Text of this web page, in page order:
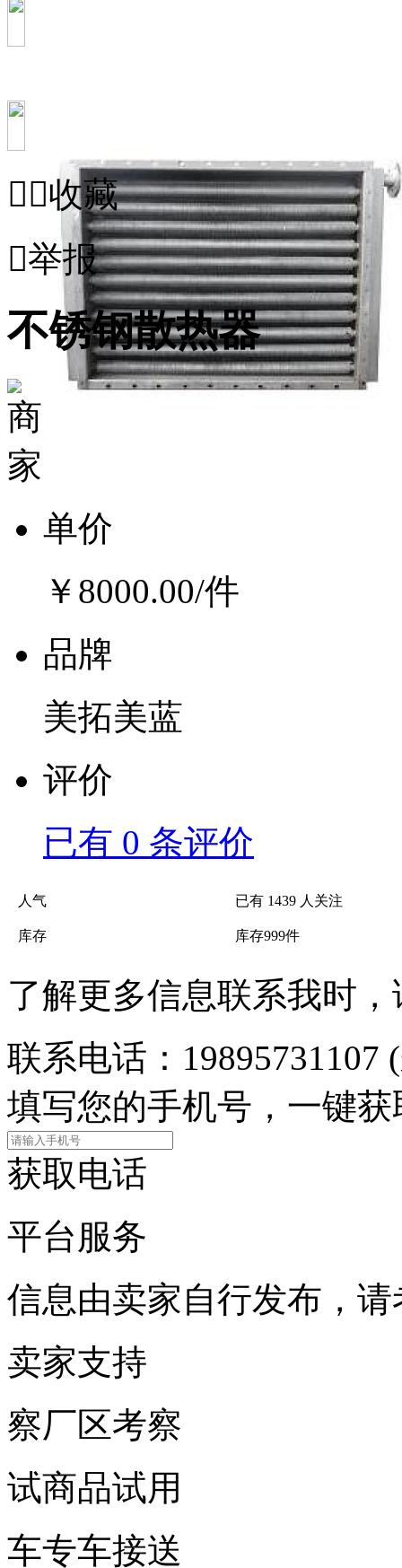
收藏
举报
不锈钢散热器
单价
￥8000.00/件
品牌
美拓美蓝
评价
已有 0 条评价
人气 已有 1439 人关注
库存 库存999件
了解更多信息联系我时
联系电话： 19895731107
填写您的手机号 ，一键
获取电话
平台服务
信息由卖家自行发布，
卖家支持
察厂区考察
试商品试用
车专车接送